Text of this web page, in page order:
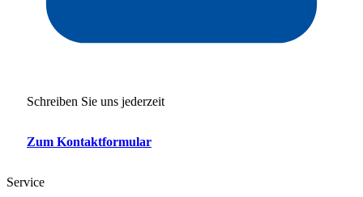
Schreiben Sie uns jederzeit
Zum Kontaktformular
Service